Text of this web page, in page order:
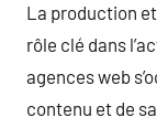
La production
rôle clé dans
agences web
contenu et de